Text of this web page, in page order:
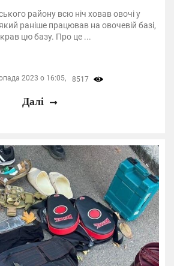
району всю ніч ховав овочі у
раніше працював на овочевій базі,
цю базу. Про це ...
2023 о 16:05, 8517
Далі